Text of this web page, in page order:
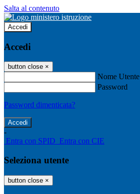
Salta al contenuto
Accedi
Accedi
button close ×
Nome Utente
Password
Password dimenticata?
-
Entra con SPID Entra con CIE
Seleziona utente
button close ×